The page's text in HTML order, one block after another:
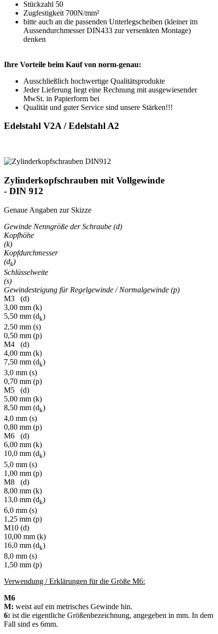
Stückzahl 50
Zugfestigkeit 700N/mm²
bitte auch an die passenden Unterlegscheiben (kleiner im
Aussendurchmesser DIN433 zur versenkten Montage)
denken
Ihre Vorteile beim Kauf von norm-genau:
Ausschließlich hochwertige Qualitätsprodukte
Jeder Lieferung liegt eine Rechnung mit ausgewiesender
MwSt. in Papierform bei
Qualität und guter Service sind unsere Stärken!!!
Edelstahl V2A / Edelstahl A2
Zylinderkopfschrauben mit Vollgewinde
- DIN 912
Genaue Angaben zur Skizze
Gewinde Nenngröße der Schraube (d)
Kopfhöhe
(k)
Kopfdurchmesser
(dk)
Schlüsselweite
(s)
Gewindesteigung für Regelgewinde / Normalgewinde (p)
M3 (d)
3,00 mm (k)
5,50 mm (dk)
2,50 mm (s)
0,50 mm (p)
M4 (d)
4,00 mm (k)
7,50 mm (dk)
3,0 mm (s)
0,70 mm (p)
M5 (d)
5,00 mm (k)
8,50 mm (dk)
4,0 mm (s)
0,80 mm (p)
M6 (d)
6,00 mm (k)
10,0 mm (dk)
5,0 mm (s)
1,00 mm (p)
M8 (d)
8,00 mm (k)
13,0 mm (dk)
6,0 mm (s)
1,25 mm (p)
M10 (d)
10,00 mm (k)
16,0 mm (dk)
8,0 mm (s)
1,50 mm (p)
Verwendung / Erklärungen für die Größe M6:
M6
M: weist auf ein metrisches Gewinde hin.
6: ist die eigentliche Größenbezeichnung, angegeben in mm. In dem
Fall sind es 6mm.